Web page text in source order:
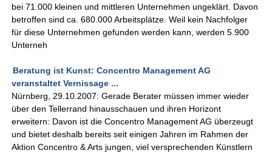
bei 71.000 kleinen und mittleren Unternehmen ungeklärt. Davon
betroffen sind ca. 680.000 Arbeitsplätze. Weil kein Nachfolger
für diese Unternehmen gefunden werden kann, werden 5.900
Unterneh
Beratung ist Kunst: Concentro Management AG
veranstaltet Vernissage ...
Nürnberg, 29.10.2007: Gerade Berater müssen immer wieder
über den Tellerrand hinausschauen und ihren Horizont
erweitern: Davon ist die Concentro Management AG überzeugt
und bietet deshalb bereits seit einigen Jahren im Rahmen der
Aktion Concentro & Arts jungen, viel versprechenden Künstlern